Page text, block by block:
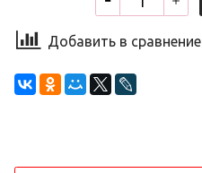
Добавить в сравнение